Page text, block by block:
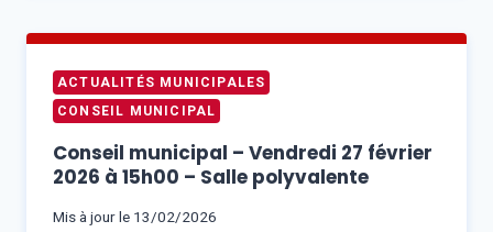
ACTUALITÉS MUNICIPALES
CONSEIL MUNICIPAL
Conseil municipal – Vendredi 27 février
2026 à 15h00 – Salle polyvalente
Mis à jour le 13/02/2026